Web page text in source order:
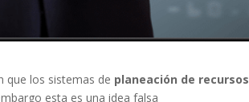
que los sistemas de planeación de recursos
esta es una idea falsa